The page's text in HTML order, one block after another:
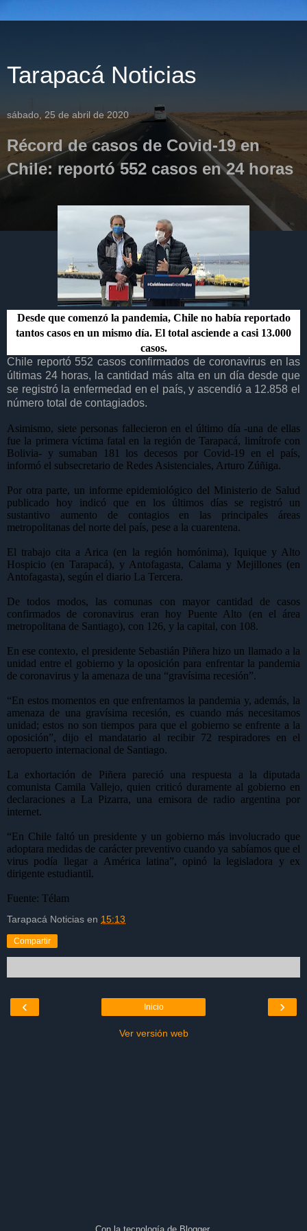
Tarapacá Noticias
sábado, 25 de abril de 2020
Récord de casos de Covid-19 en
Chile: reportó 552 casos en 24 horas
Desde que comenzó la pandemia, Chile no había reportado
tantos casos en un mismo día. El total asciende a casi 13.000
casos.
Chile reportó 552 casos confirmados de coronavirus en las
últimas 24 horas, la cantidad más alta en un día desde que
se registró la enfermedad en el país, y ascendió a 12.858 el
número total de contagiados.
Asimismo, siete personas fallecieron en el último día -una de ellas
fue la primera víctima fatal en la región de Tarapacá, limítrofe con
Bolivia- y sumaban 181 los decesos por Covid-19 en el país,
informó el subsecretario de Redes Asistenciales, Arturo Zúñiga.
Por otra parte, un informe epidemiológico del Ministerio de Salud
publicado hoy indicó que en los últimos días se registró un
sustantivo aumento de contagios en las principales áreas
metropolitanas del norte del país, pese a la cuarentena.
El trabajo cita a Arica (en la región homónima), Iquique y Alto
Hospicio (en Tarapacá), y Antofagasta, Calama y Mejillones (en
Antofagasta), según el diario La Tercera.
De todos modos, las comunas con mayor cantidad de casos
confirmados de coronavirus eran hoy Puente Alto (en el área
metropolitana de Santiago), con 126, y la capital, con 108.
En ese contexto, el presidente Sebastián Piñera hizo un llamado a la
unidad entre el gobierno y la oposición para enfrentar la pandemia
de coronavirus y la amenaza de una “gravísima recesión”.
“En estos momentos en que enfrentamos la pandemia y, además, la
amenaza de una gravísima recesión, es cuando más necesitamos
unidad; estos no son tiempos para que el gobierno se enfrente a la
oposición”, dijo el mandatario al recibir 72 respiradores en el
aeropuerto internacional de Santiago.
La exhortación de Piñera pareció una respuesta a la diputada
comunista Camila Vallejo, quien criticó duramente al gobierno en
declaraciones a La Pizarra, una emisora de radio argentina por
internet.
“En Chile faltó un presidente y un gobierno más involucrado que
adoptara medidas de carácter preventivo cuando ya sabíamos que el
virus podía llegar a América latina”, opinó la legisladora y ex
dirigente estudiantil.
Fuente: Télam
Tarapacá Noticias en 15:13
Compartir
‹ ›
Inicio
Ver versión web